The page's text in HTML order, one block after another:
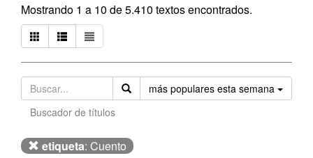
Mostrando 1 a 10 de 5.410 textos encontrados.
más populares esta semana
Buscador de títulos
etiqueta: Cuento